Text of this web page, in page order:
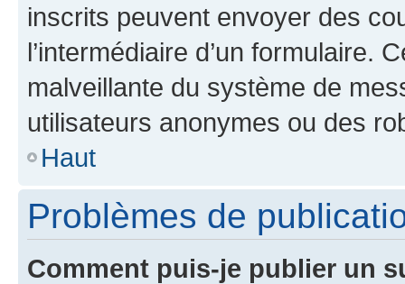
inscrits peuvent envoyer des
l’intermédiaire d’un formulaire.
malveillante du système de
utilisateurs anonymes ou des
Haut
Problèmes de
Comment puis-je publier un